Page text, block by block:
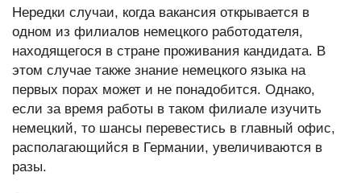
Нередки случаи, когда вакансия открывается в
одном из филиалов немецкого работодателя,
находящегося в стране проживания кандидата. В
этом случае также знание немецкого языка на
первых порах может и не понадобится. Однако,
если за время работы в таком филиале изучить
немецкий, то шансы перевестись в главный офис,
располагающийся в Германии, увеличиваются в
разы.